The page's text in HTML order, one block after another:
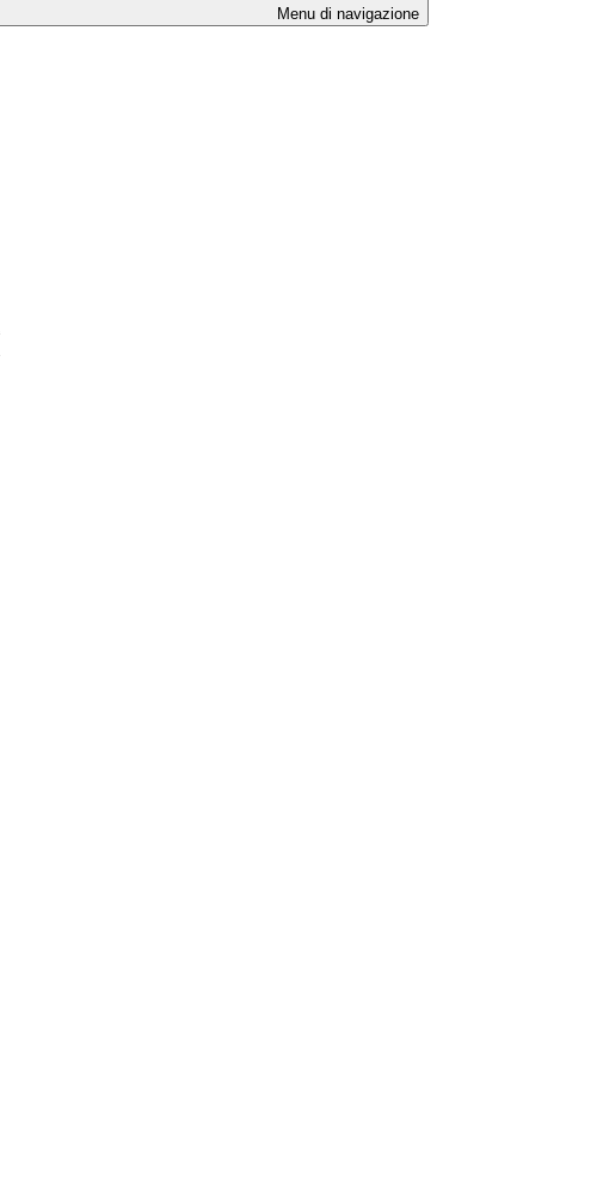
Menu di navigazione